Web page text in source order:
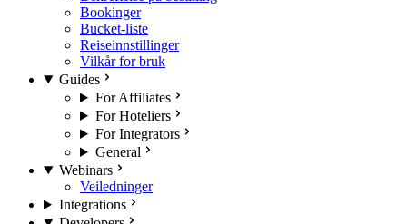
Bookinger
Bucket-liste
Reiseinnstillinger
Vilkår for bruk
Guides
For Affiliates
For Hoteliers
For Integrators
General
Webinars
Veiledninger
Integrations